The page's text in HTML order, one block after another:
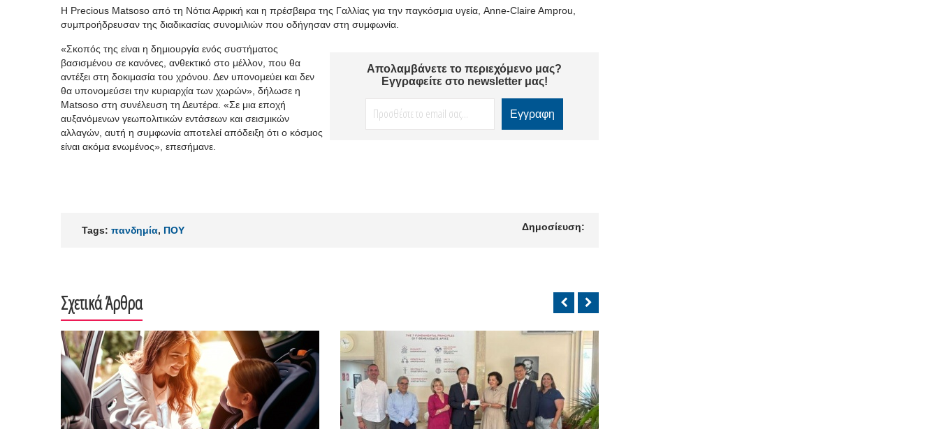
Η Precious Matsoso από τη Νότια Αφρική και η πρέσβειρα της Γαλλίας για την παγκόσμια υγεία, Anne-Claire Amprou,
συμπροήδρευσαν της διαδικασίας συνομιλιών που οδήγησαν στη συμφωνία.
Απολαμβάνετε το περιεχόμενο μας?
Εγγραφείτε στο newsletter μας!
«Σκοπός της είναι η δημιουργία ενός συστήματος
βασισμένου σε κανόνες, ανθεκτικό στο μέλλον, που θα
αντέξει στη δοκιμασία του χρόνου. Δεν υπονομεύει και δεν
θα υπονομεύσει την κυριαρχία των χωρών», δήλωσε η
Matsoso στη συνέλευση τη Δευτέρα. «Σε μια εποχή
αυξανόμενων γεωπολιτικών εντάσεων και σεισμικών
αλλαγών, αυτή η συμφωνία αποτελεί απόδειξη ότι ο κόσμος
είναι ακόμα ενωμένος», επεσήμανε.
Tags: πανδημία, ΠΟΥ Δημοσίευση:
Σχετικά Άρθρα